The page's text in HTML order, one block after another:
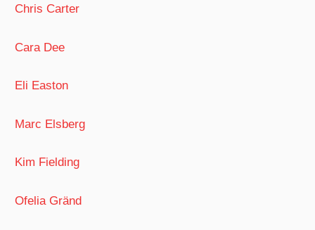
Chris Carter
Cara Dee
Eli Easton
Marc Elsberg
Kim Fielding
Ofelia Gränd